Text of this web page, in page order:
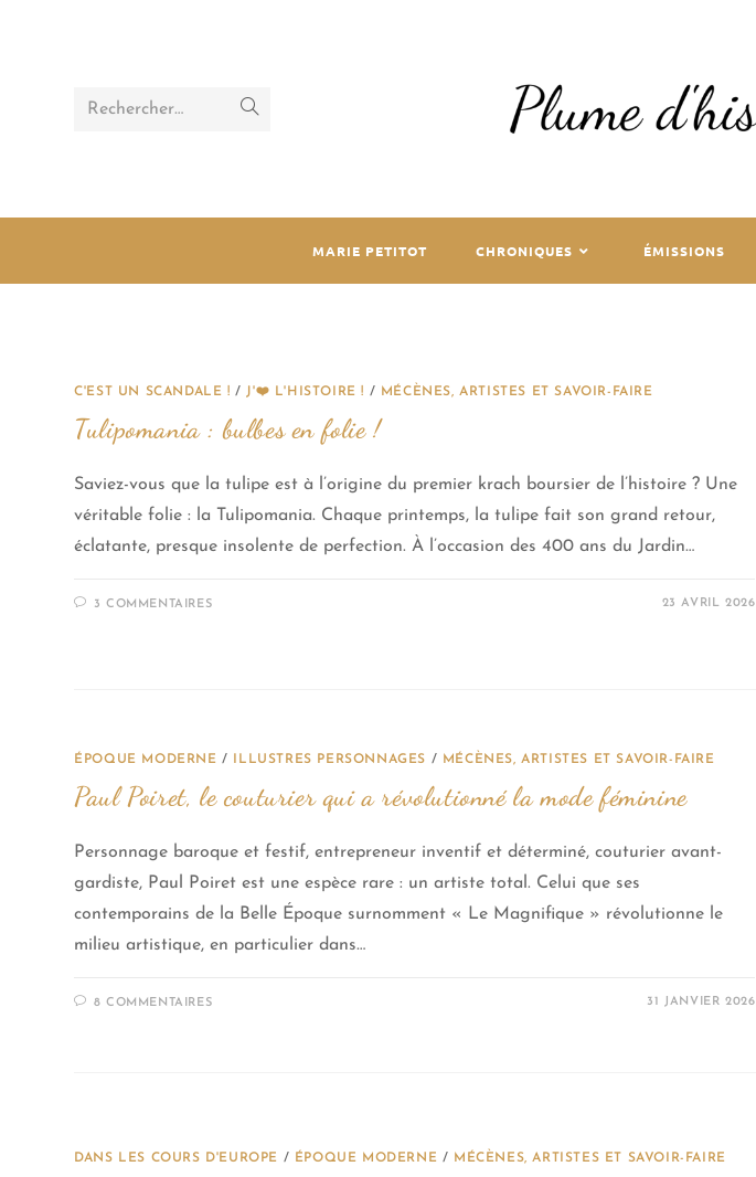
Rechercher…
MARIE PETITOT CHRONIQUES ÉMISSIONS
C'EST UN SCANDALE ! / J'❤️ L'HISTOIRE ! / MÉCÈNES, ARTISTES ET SAVOIR-FAIRE
Tulipomania : bulbes en folie !
Saviez-vous que la tulipe est à l’origine du premier krach boursier de l’histoire ? Une
véritable folie : la Tulipomania. Chaque printemps, la tulipe fait son grand retour,
éclatante, presque insolente de perfection. À l’occasion des 400 ans du Jardin…
3 COMMENTAIRES 23 AVRIL 2026
ÉPOQUE MODERNE / ILLUSTRES PERSONNAGES / MÉCÈNES, ARTISTES ET SAVOIR-FAIRE
Paul Poiret, le couturier qui a révolutionné la mode féminine
Personnage baroque et festif, entrepreneur inventif et déterminé, couturier avant-
gardiste, Paul Poiret est une espèce rare : un artiste total. Celui que ses
contemporains de la Belle Époque surnomment « Le Magnifique » révolutionne le
milieu artistique, en particulier dans…
8 COMMENTAIRES 31 JANVIER 2026
DANS LES COURS D'EUROPE / ÉPOQUE MODERNE / MÉCÈNES, ARTISTES ET SAVOIR-FAIRE